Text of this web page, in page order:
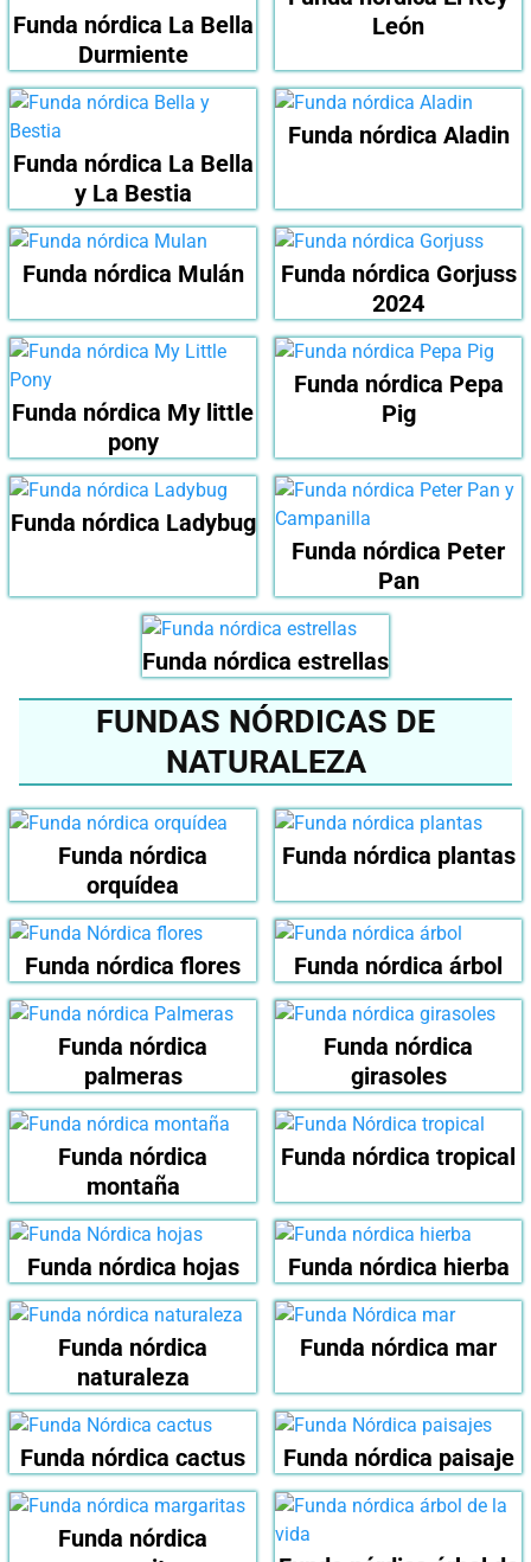
Funda nórdica La Bella
Durmiente
León
Funda nórdica La Bella
y La Bestia
Funda nórdica Aladin
Funda nórdica Mulán
Funda nórdica Gorjuss
2024
Funda nórdica My little
pony
Funda nórdica Pepa
Pig
Funda nórdica Ladybug
Funda nórdica Peter
Pan
Funda nórdica estrellas
FUNDAS NÓRDICAS DE
NATURALEZA
Funda nórdica
orquídea
Funda nórdica plantas
Funda nórdica flores Funda nórdica árbol
Funda nórdica
palmeras
Funda nórdica
girasoles
Funda nórdica
montaña
Funda nórdica tropical
Funda nórdica hojas Funda nórdica hierba
Funda nórdica
naturaleza
Funda nórdica mar
Funda nórdica cactus Funda nórdica paisaje
Funda nórdica